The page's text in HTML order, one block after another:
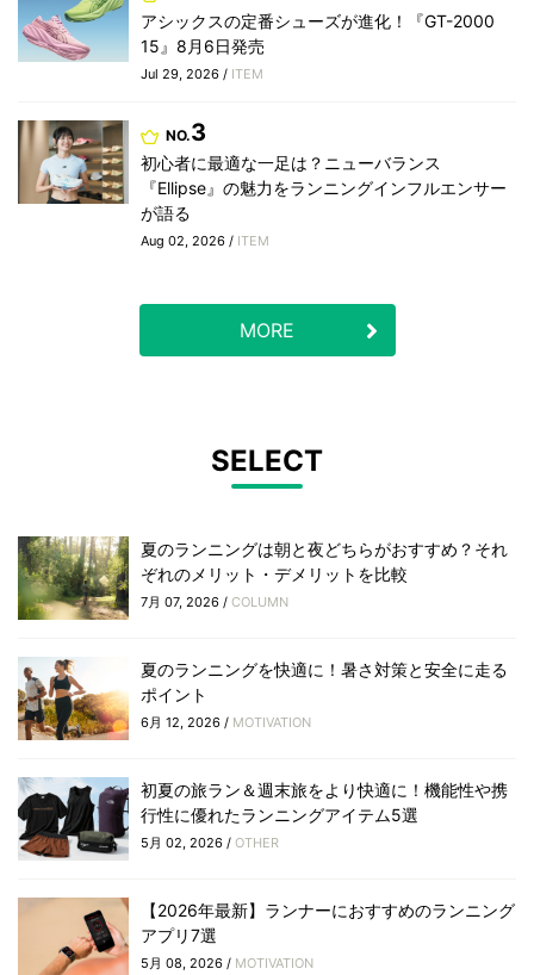
アシックスの定番シューズが進化！『GT-2000
15』8月6日発売
Jul 29, 2026 / ITEM
NO.3
初心者に最適な一足は？ニューバランス
『Ellipse』の魅力をランニングインフルエンサー
が語る
Aug 02, 2026 / ITEM
MORE
SELECT
夏のランニングは朝と夜どちらがおすすめ？それ
ぞれのメリット・デメリットを比較
7月 07, 2026 / COLUMN
夏のランニングを快適に！暑さ対策と安全に走る
ポイント
6月 12, 2026 / MOTIVATION
初夏の旅ラン＆週末旅をより快適に！機能性や携
行性に優れたランニングアイテム5選
5月 02, 2026 / OTHER
【2026年最新】ランナーにおすすめのランニング
アプリ7選
5月 08, 2026 / MOTIVATION